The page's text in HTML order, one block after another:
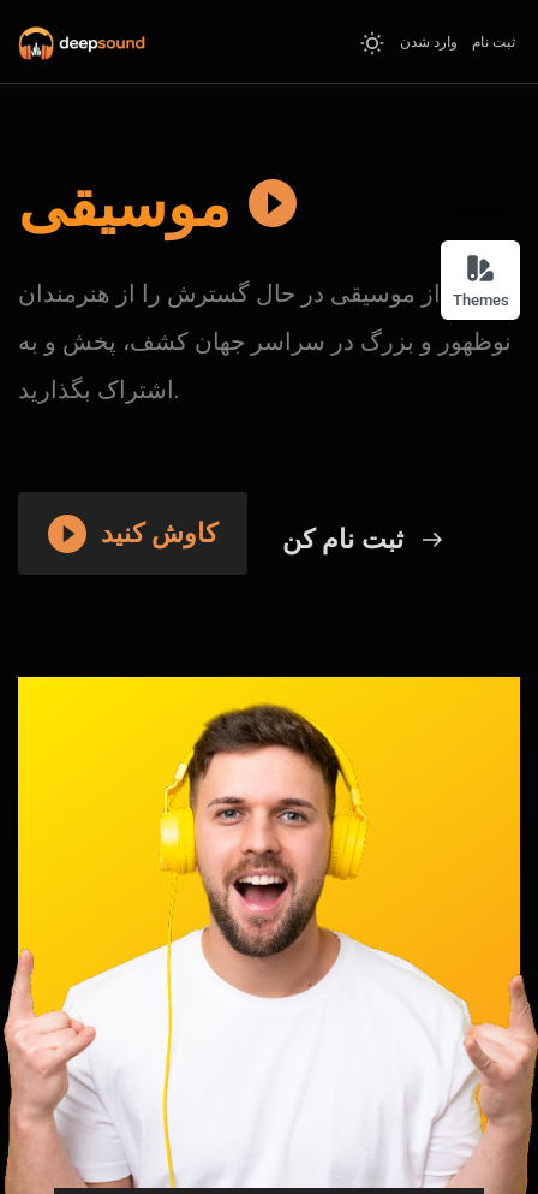
Themes
وارد شدن ثبت نام
ترکیبی از موسیقی در حال گسترش را از هنرمندان
نوظهور و بزرگ در سراسر جهان کشف، پخش و به
اشتراک بگذارید.
کاوش کنید ثبت نام کن